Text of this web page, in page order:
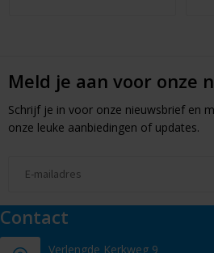
Meld je aan voor onze
Schrijf je in voor onze nieuwsbrief en
onze leuke aanbiedingen of updates.
Contact
Verlengde Kerkweg 9